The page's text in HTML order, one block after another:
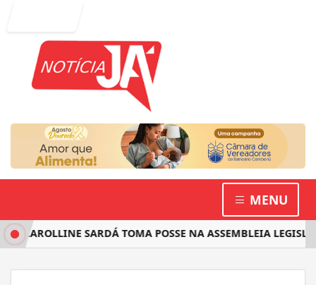
MENU
SARDÁ TOMA POSSE NA ASSEMBLEIA